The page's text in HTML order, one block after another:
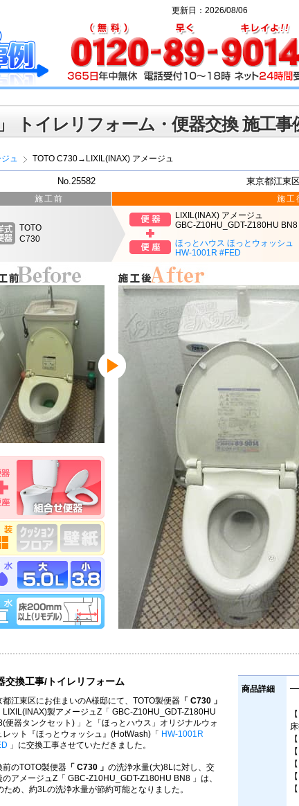
トイレリフォーム・便器交換 施工事
ュ TOTO C730→LIXIL(INAX) アメージュ
No.25582 東京都江東
施工前
TOTO
C730
施工
LIXIL(INAX) アメージュ
GBC-Z10HU_GDT-Z180HU BN8
ほっとハウス ほっとウォッシュ
HW-1001R #FED
交換工事/トイレリフォーム
都江東区にお住まいのA様邸にて、TOTO製便器 「 C730 」
LIXIL(INAX)製アメージュZ「 GBC-Z10HU_GDT-Z180HU
便器タンクセット) 」と「ほっとハウス」オリジナルウォ
レット『ほっとウォッシュ』(HotWash)「
HW-1001R
」に交換工事させていただきました。
前のTOTO製便器 「 C730 」 の洗浄水量(大)8Lに対し、交
のアメージュZ「 GBC-Z10HU_GDT-Z180HU BN8 」は、
ため、約3Lの洗浄水量が節約可能となりました。
商品詳細
更新日：2026/08/06